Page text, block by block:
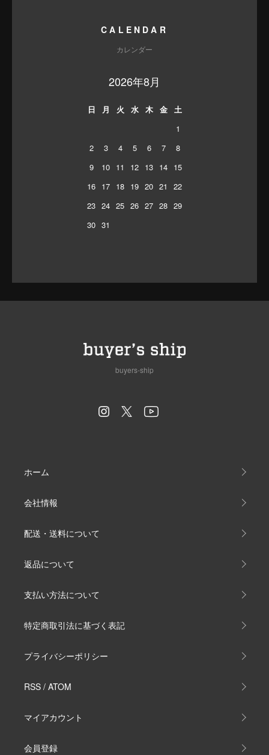
CALENDAR
カレンダー
2026年8月
日 月 火 水 木 金
土
1
2
3 4 5 6 7
8
9
10 11 12 13 14 15
16 17 18 19 20 21
22
23 24 25 26 27 28 29
30 31
buyers-ship
ホーム
会社情報
配送・送料について
返品について
支払い方法について
特定商取引法に基づく表記
プライバシーポリシー
RSS / ATOM
マイアカウント
会員登録